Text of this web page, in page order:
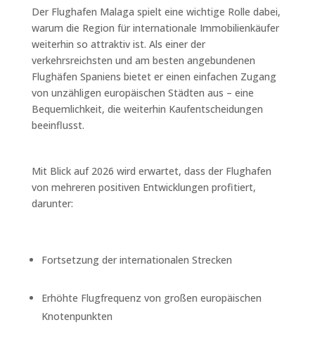
Der Flughafen Malaga spielt eine wichtige Rolle dabei,
warum die Region für internationale Immobilienkäufer
weiterhin so attraktiv ist. Als einer der
verkehrsreichsten und am besten angebundenen
Flughäfen Spaniens bietet er einen einfachen Zugang
von unzähligen europäischen Städten aus – eine
Bequemlichkeit, die weiterhin Kaufentscheidungen
beeinflusst.
Mit Blick auf 2026 wird erwartet, dass der Flughafen
von mehreren positiven Entwicklungen profitiert,
darunter:
Fortsetzung der internationalen Strecken
Erhöhte Flugfrequenz von großen europäischen
Knotenpunkten